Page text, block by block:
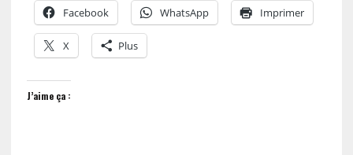
Facebook WhatsApp Imprimer
X Plus
J’aime ça :